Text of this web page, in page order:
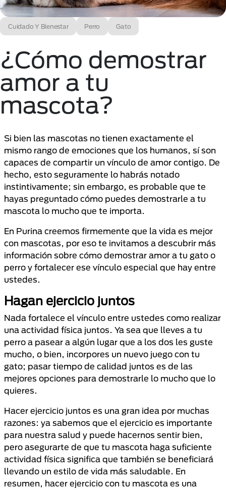
Cuidado Y Bienestar Perro Gato
¿Cómo demostrar
amor a tu
mascota?
Si bien las mascotas no tienen exactamente el
mismo rango de emociones que los humanos, sí son
capaces de compartir un vínculo de amor contigo. De
hecho, esto seguramente lo habrás notado
instintivamente; sin embargo, es probable que te
hayas preguntado cómo puedes demostrarle a tu
mascota lo mucho que te importa.
En Purina creemos firmemente que la vida es mejor
con mascotas, por eso te invitamos a descubrir más
información sobre cómo demostrar amor a tu gato o
perro y fortalecer ese vínculo especial que hay entre
ustedes.
Hagan ejercicio juntos
Nada fortalece el vínculo entre ustedes como realizar
una actividad física juntos. Ya sea que lleves a tu
perro a pasear a algún lugar que a los dos les guste
mucho, o bien, incorpores un nuevo juego con tu
gato; pasar tiempo de calidad juntos es de las
mejores opciones para demostrarle lo mucho que lo
quieres.
Hacer ejercicio juntos es una gran idea por muchas
razones: ya sabemos que el ejercicio es importante
para nuestra salud y puede hacernos sentir bien,
pero asegurarte de que tu mascota haga suficiente
actividad física significa que también se beneficiará
llevando un estilo de vida más saludable. En
resumen, hacer ejercicio con tu mascota es una